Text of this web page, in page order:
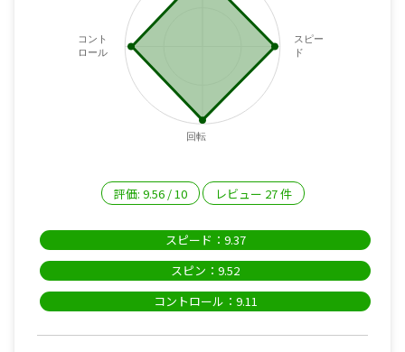
スピー
ド
回転
コント
ロール
評価: 9.56/ 10 レビュー 27件
スピード：9.37
スピン：9.52
コントロール：9.11